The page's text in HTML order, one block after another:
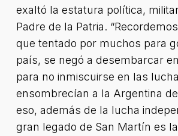
exaltó la estatura política,
Padre de la Patria.
que tentado por muchos para
país, se negó a desembarcar
para no inmiscuirse en las
ensombrecían a la Argentina
eso, además de la lucha
gran legado de San Martín es